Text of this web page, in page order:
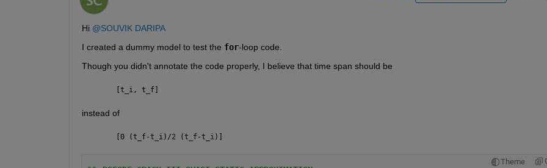
Hi @SOUVIK DARIPA
I created a dummy model to test the for-loop code.
Though you didn't annotate the code properly, I believe that time span should be
[t_i, t_f]
instead of
[0 (t_f-t_i)/2 (t_f-t_i)]
Theme